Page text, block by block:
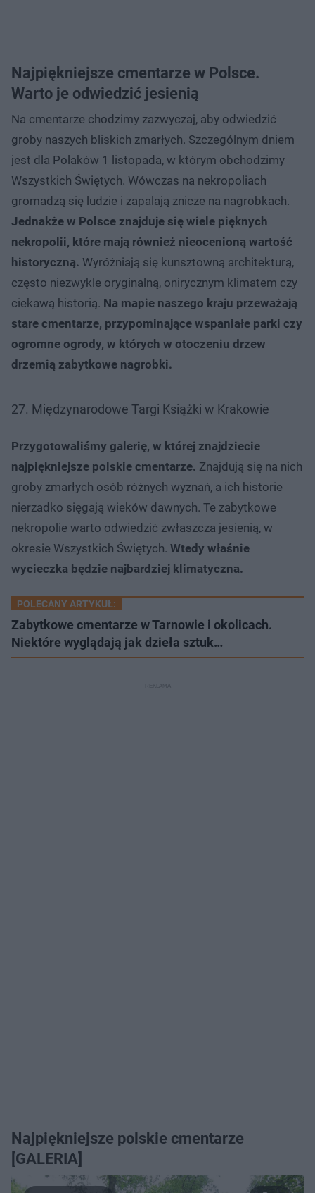
Najpiękniejsze cmentarze w Polsce.
Warto je odwiedzić jesienią
Na cmentarze chodzimy zazwyczaj, aby odwiedzić
groby naszych bliskich zmarłych. Szczególnym dniem
jest dla Polaków 1 listopada, w którym obchodzimy
Wszystkich Świętych. Wówczas na nekropoliach
gromadzą się ludzie i zapalają znicze na nagrobkach.
Jednakże w Polsce znajduje się wiele pięknych
nekropolii, które mają również nieocenioną wartość
historyczną. Wyróżniają się kunsztowną architekturą,
często niezwykle oryginalną, onirycznym klimatem czy
ciekawą historią. Na mapie naszego kraju przeważają
stare cmentarze, przypominające wspaniałe parki czy
ogromne ogrody, w których w otoczeniu drzew
drzemią zabytkowe nagrobki.
27. Międzynarodowe Targi Książki w Krakowie
Przygotowaliśmy galerię, w której znajdziecie
najpiękniejsze polskie cmentarze. Znajdują się na nich
groby zmarłych osób różnych wyznań, a ich historie
nierzadko sięgają wieków dawnych. Te zabytkowe
nekropolie warto odwiedzić zwłaszcza jesienią, w
okresie Wszystkich Świętych. Wtedy właśnie
wycieczka będzie najbardziej klimatyczna.
POLECANY ARTYKUŁ:
Zabytkowe cmentarze w Tarnowie i okolicach.
Niektóre wyglądają jak dzieła sztuk…
Najpiękniejsze polskie cmentarze
[GALERIA]